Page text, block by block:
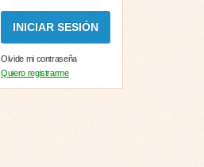
Olvide mi contraseña
Quiero registrarme